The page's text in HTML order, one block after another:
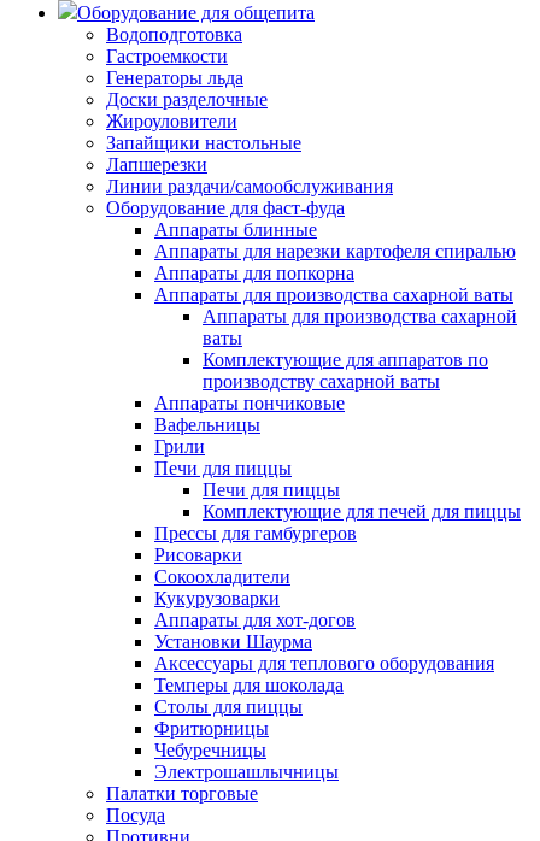
Оборудование для общепита
Водоподготовка
Гастроемкости
Генераторы льда
Доски разделочные
Жироуловители
Запайщики настольные
Лапшерезки
Линии раздачи/самообслуживания
Оборудование для фаст-фуда
Аппараты блинные
Аппараты для нарезки картофеля спиралью
Аппараты для попкорна
Аппараты для производства сахарной ваты
Аппараты для производства сахарной
ваты
Комплектующие для аппаратов по
производству сахарной ваты
Аппараты пончиковые
Вафельницы
Грили
Печи для пиццы
Печи для пиццы
Комплектующие для печей для пиццы
Прессы для гамбургеров
Рисоварки
Сокоохладители
Кукурузоварки
Аппараты для хот-догов
Установки Шаурма
Аксессуары для теплового оборудования
Темперы для шоколада
Столы для пиццы
Фритюрницы
Чебуречницы
Электрошашлычницы
Палатки торговые
Посуда
Противни